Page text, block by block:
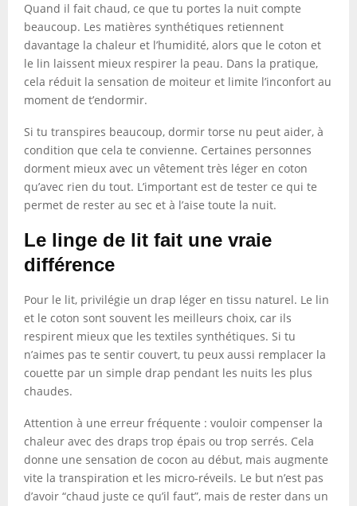
Quand il fait chaud, ce que tu portes la nuit compte
beaucoup. Les matières synthétiques retiennent
davantage la chaleur et l’humidité, alors que le coton et
le lin laissent mieux respirer la peau. Dans la pratique,
cela réduit la sensation de moiteur et limite l’inconfort au
moment de t’endormir.
Si tu transpires beaucoup, dormir torse nu peut aider, à
condition que cela te convienne. Certaines personnes
dorment mieux avec un vêtement très léger en coton
qu’avec rien du tout. L’important est de tester ce qui te
permet de rester au sec et à l’aise toute la nuit.
Le linge de lit fait une vraie
différence
Pour le lit, privilégie un drap léger en tissu naturel. Le lin
et le coton sont souvent les meilleurs choix, car ils
respirent mieux que les textiles synthétiques. Si tu
n’aimes pas te sentir couvert, tu peux aussi remplacer la
couette par un simple drap pendant les nuits les plus
chaudes.
Attention à une erreur fréquente : vouloir compenser la
chaleur avec des draps trop épais ou trop serrés. Cela
donne une sensation de cocon au début, mais augmente
vite la transpiration et les micro-réveils. Le but n’est pas
d’avoir “chaud juste ce qu’il faut”, mais de rester dans un